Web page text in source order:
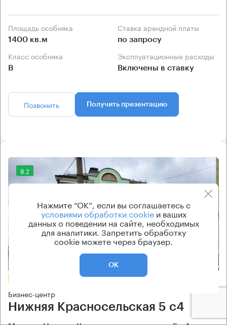
Площадь особняка
1400 кв.м
Ставка арендной платы
по запросу
Класс особняка
B
Эксплуатационные расходы
Включены в ставку
Позвонить Получить презентацию
8.2
Бизнес-центр
Нижняя Красносельская 5 с4
Нажмите “ОК”, если вы соглашаетесь с
условиями обработки cookieи ваших
данных о поведении на сайте, необходимых
для аналитики. Запретить обработку
cookie можете через браузер.
ОК